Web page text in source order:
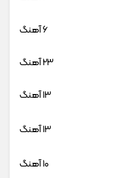
6 آهنگ
23 آهنگ
13 آهنگ
13 آهنگ
10 آهنگ